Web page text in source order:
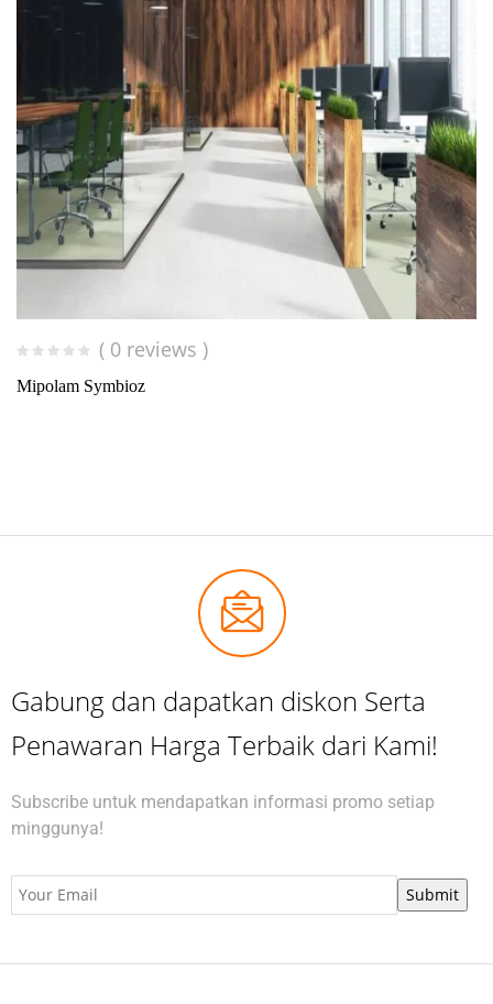
( 0 reviews )
Mipolam Symbioz
Gabung dan dapatkan diskon Serta
Penawaran Harga Terbaik dari Kami!
Subscribe untuk mendapatkan informasi promo setiap
minggunya!